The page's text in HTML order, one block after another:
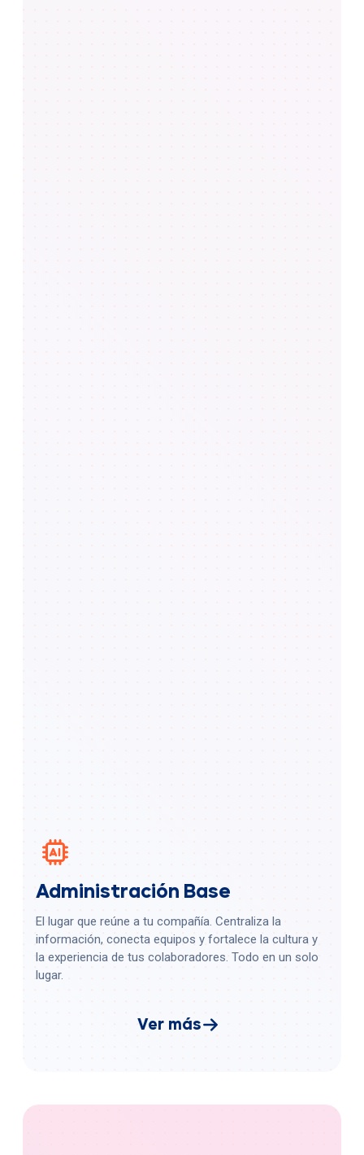
Administración Base
El lugar que reúne a tu compañía. Centraliza la
información, conecta equipos y fortalece la cultura y
la experiencia de tus colaboradores. Todo en un solo
lugar.
Ver más